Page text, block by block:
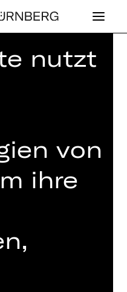
Im Tal der
nutzt
von
ihre